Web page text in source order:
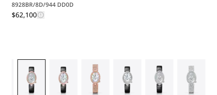
8928BR/8D/944 DD0D
$62,100